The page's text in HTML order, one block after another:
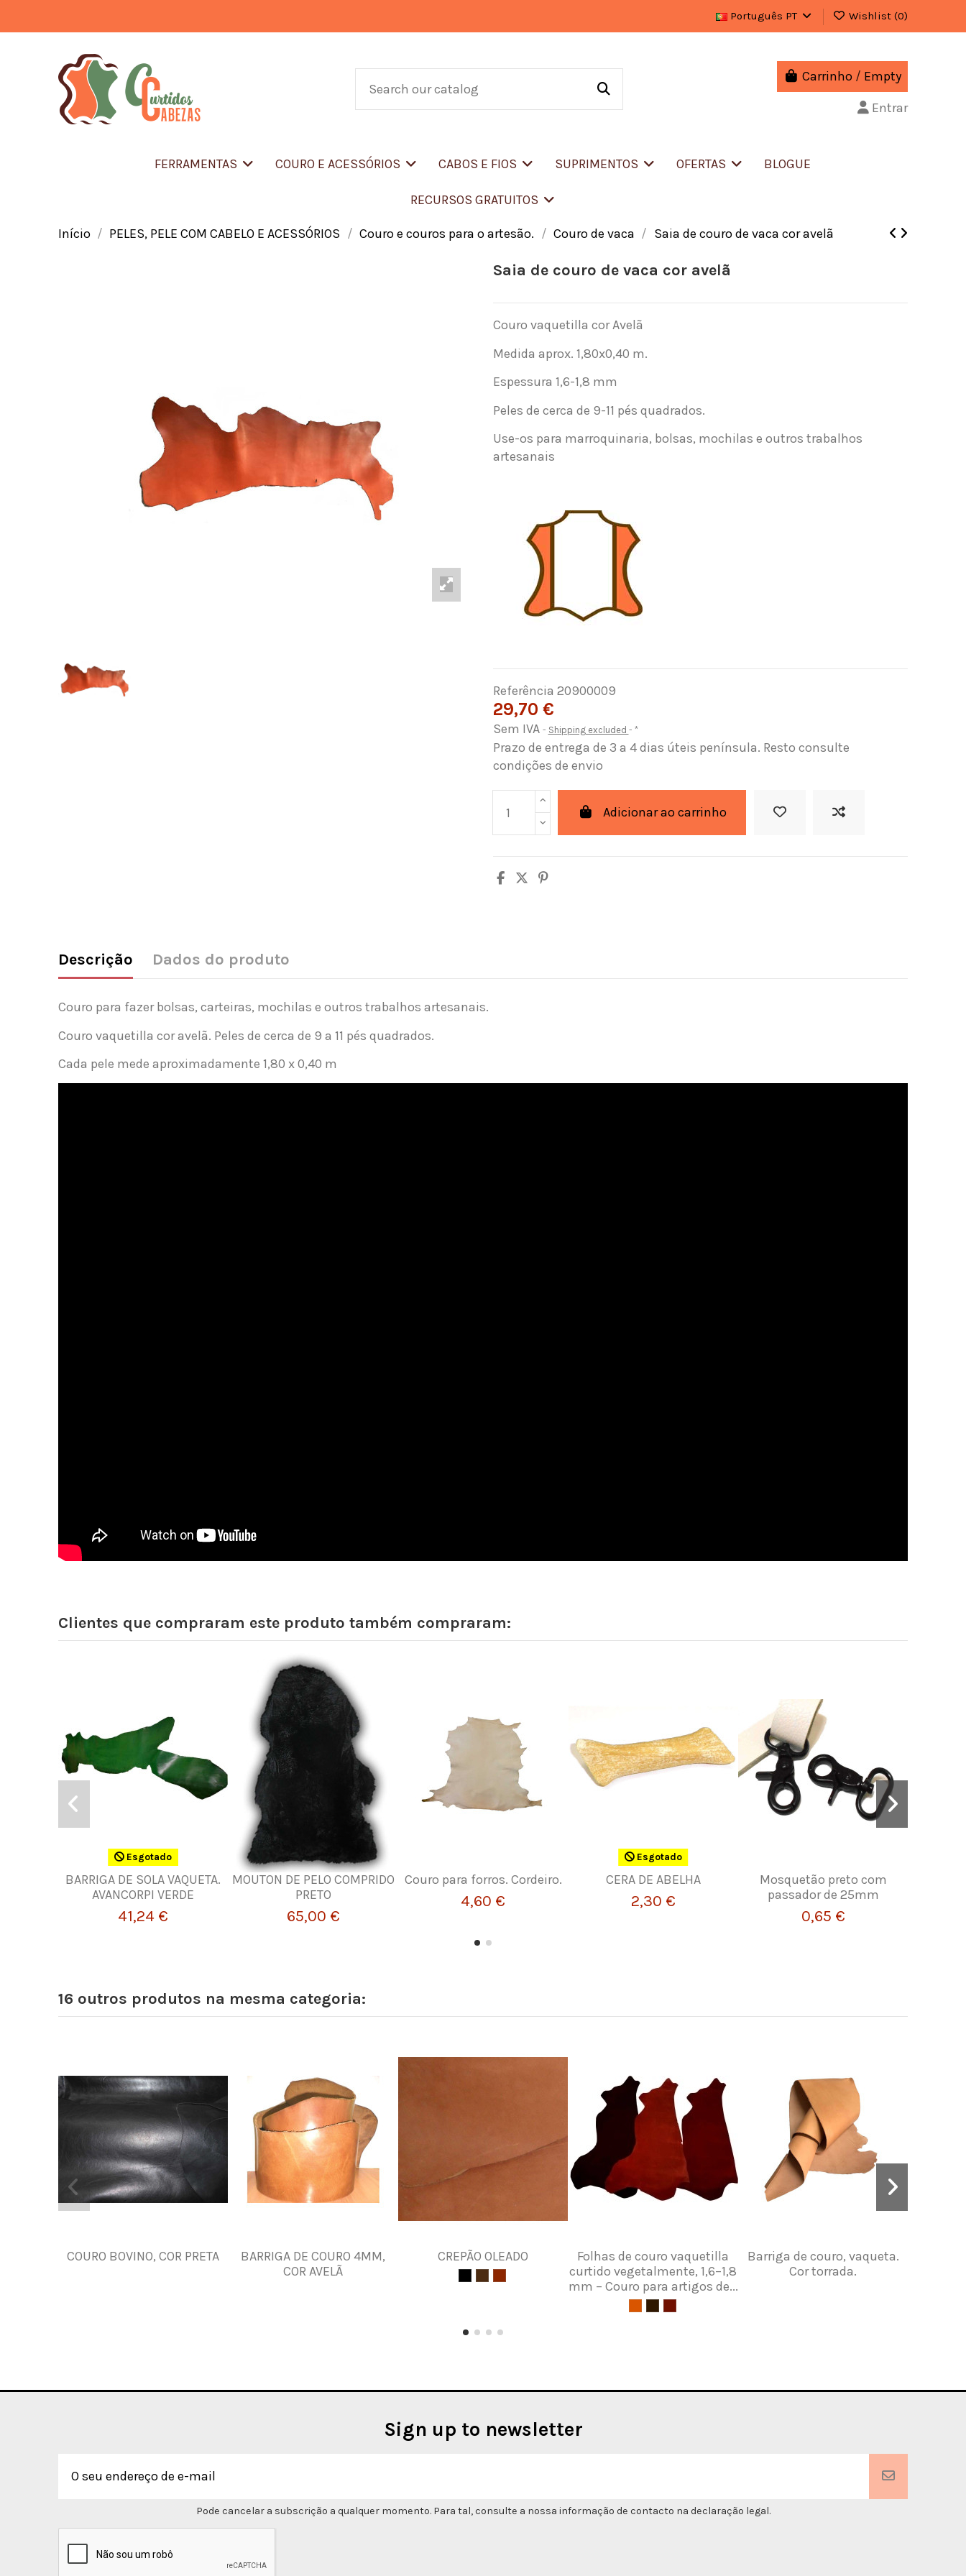
Português PT Wishlist (0)
Carrinho / Empty
Entrar
FERRAMENTAS COURO E ACESSÓRIOS CABOS E FIOS SUPRIMENTOS OFERTAS BLOGUE
RECURSOS GRATUITOS
Início PELES, PELE COM CABELO E ACESSÓRIOS Couro e couros para o artesão. Couro de vaca Saia de couro de vaca cor avelã
Saia de couro de vaca cor avelã
Couro vaquetilla cor Avelã
Medida aprox. 1,80x0,40 m.
Espessura 1,6-1,8 mm
Peles de cerca de 9-11 pés quadrados.
Use-os para marroquinaria, bolsas, mochilas e outros trabalhos
artesanais
Referência 20900009
29,70 €
Sem IVA Shipping excluded *
Prazo de entrega de 3 a 4 dias úteis península. Resto consulte
condições de envio
Adicionar ao carrinho
Descrição Dados do produto
Couro para fazer bolsas, carteiras, mochilas e outros trabalhos artesanais.
Couro vaquetilla cor avelã. Peles de cerca de 9 a 11 pés quadrados.
Cada pele mede aproximadamente 1,80 x 0,40 m
Clientes que compraram este produto também compraram:
Esgotado
BARRIGA DE SOLA VAQUETA.
AVANCORPI VERDE
41,24 €
MOUTON DE PELO COMPRIDO
PRETO
65,00 €
Couro para forros. Cordeiro.
4,60 €
Esgotado
CERA DE ABELHA
2,30 €
Mosquetão preto com
passador de 25mm
0,65 €
16 outros produtos na mesma categoria:
COURO BOVINO, COR PRETA
BARRIGA DE COURO 4MM,
COR AVELÃ
CREPÃO OLEADO
Folhas de couro vaquetilla
curtido vegetalmente, 1,6–1,8
mm – Couro para artigos de...
Barriga de couro, vaqueta.
Cor torrada.
Sign up to newsletter
Pode cancelar a subscrição a qualquer momento. Para tal, consulte a nossa informação de contacto na declaração legal.